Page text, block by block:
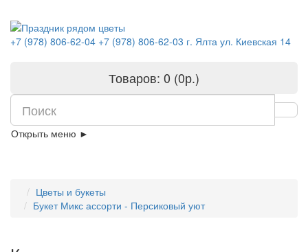
+7 (978) 806-62-04 +7 (978) 806-62-03 г. Ялта ул. Киевская 14
Товаров: 0 (0р.)
Открыть меню ►
Цветы и букеты
Букет Микс ассорти - Персиковый уют